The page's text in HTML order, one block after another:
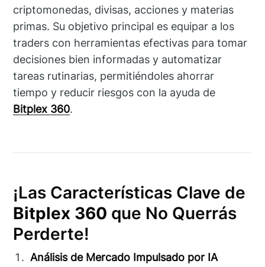
criptomonedas, divisas, acciones y materias
primas. Su objetivo principal es equipar a los
traders con herramientas efectivas para tomar
decisiones bien informadas y automatizar
tareas rutinarias, permitiéndoles ahorrar
tiempo y reducir riesgos con la ayuda de
Bitplex 360.
¡Las Características Clave de
Bitplex 360 que No Querrás
Perderte!
Análisis de Mercado Impulsado por IA